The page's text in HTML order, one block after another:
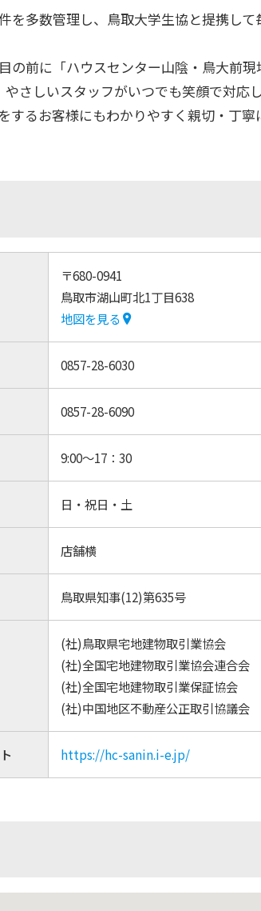
を多数管理し、鳥取大学生協と提携し
の前に「ハウスセンター山陰・鳥大前
さしいスタッフがいつでも笑顔で対応し
するお客様にもわかりやすく親切・丁
〒680-0941
鳥取市湖山町北1丁目638
地図を見る
0857-28-6030
0857-28-6090
9:00～17：30
日・祝日・土
店舗横
鳥取県知事(12)第635号
(社)鳥取県宅地建物取引業協会
(社)全国宅地建物取引業協会連合会
(社)全国宅地建物取引業保証協会
(社)中国地区不動産公正取引協議会
https://hc-sanin.i-e.jp/